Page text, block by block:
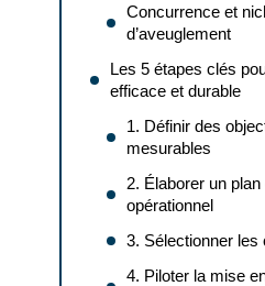
Concurrence et
d’aveuglement
Les 5 étapes clés
efficace et durable
1. Définir des
mesurables
2. Élaborer un plan
opérationnel
3. Sélectionner les
4. Piloter la mise